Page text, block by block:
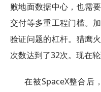
败地面数据中心，也需
交付等多重工程门槛。
验证问题的杠杆。猎鹰
次数达到了32次。现在轮
在被SpaceX整合后